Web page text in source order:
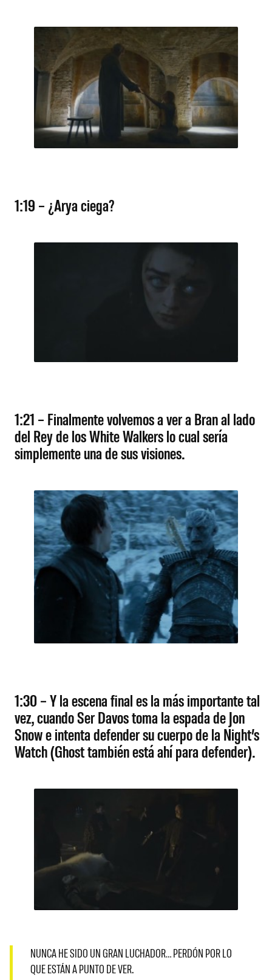
1:19 – ¿Arya ciega?
1:21 – Finalmente volvemos a ver a Bran al lado
del Rey de los White Walkers lo cual sería
simplemente una de sus visiones.
1:30 – Y la escena final es la más importante tal
vez, cuando Ser Davos toma la espada de Jon
Snow e intenta defender su cuerpo de la Night’s
Watch (Ghost también está ahí para defender).
NUNCA HE SIDO UN GRAN LUCHADOR… PERDÓN POR LO
QUE ESTÁN A PUNTO DE VER.